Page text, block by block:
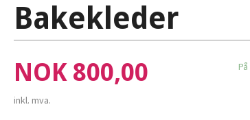
Bakekleder
Pris
NOK 800,00
inkl. mva.